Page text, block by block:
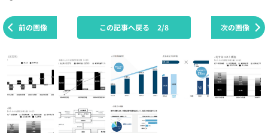
前の画像 次の画像
この記事へ戻る 2/8